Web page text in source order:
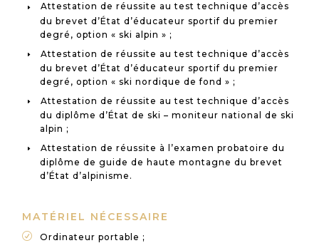
Attestation de réussite au test technique d’accès
du brevet d’État d’éducateur sportif du premier
degré, option « ski alpin » ;
Attestation de réussite au test technique d’accès
du brevet d’État d’éducateur sportif du premier
degré, option « ski nordique de fond » ;
Attestation de réussite au test technique d’accès
du diplôme d’État de ski – moniteur national de ski
alpin ;
Attestation de réussite à l’examen probatoire du
diplôme de guide de haute montagne du brevet
d’État d’alpinisme.
MATÉRIEL NÉCESSAIRE
R Ordinateur portable ;